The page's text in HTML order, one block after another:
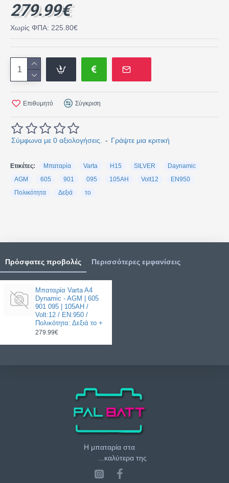
Σύμφωνα με 0 αξιολογήσεις. - Γράψτε μια κριτική
279.99€
Χωρίς ΦΠΑ: 225.80€
Επιθυμητό Σύγκριση
Ετικέτες: Μπαταρία Varta H15 SILVER
Daynamic
AGM
605 901 095 105AH Volt12
EN950
Πολικότητα
Δεξιά το
Πρόσφατες προβολές Περισσότερες εμφανίσεις
Μπαταρία Varta A4
Dynamic - AGM | 605
901 095 | 105AH /
Volt:12 / EN:950 /
Πολικότητα: Δεξιά το +
279.99€
Η μπαταρία στα
...καλύτερα της